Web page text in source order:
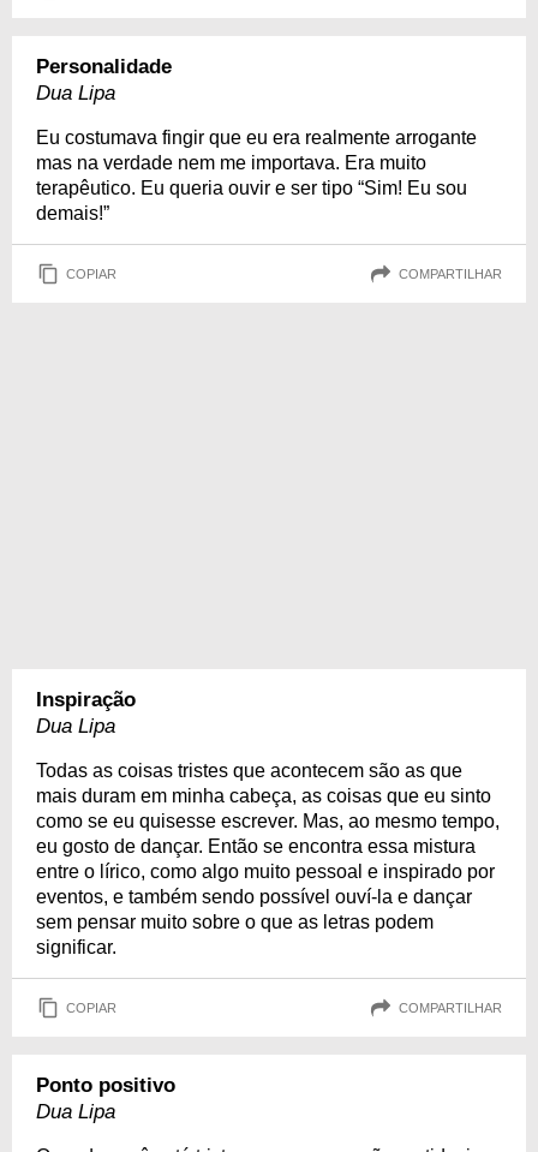
Personalidade
Dua Lipa
Eu costumava fingir que eu era realmente arrogante
mas na verdade nem me importava. Era muito
terapêutico. Eu queria ouvir e ser tipo “Sim! Eu sou
demais!”
COPIAR COMPARTILHAR
Inspiração
Dua Lipa
Todas as coisas tristes que acontecem são as que
mais duram em minha cabeça, as coisas que eu sinto
como se eu quisesse escrever. Mas, ao mesmo tempo,
eu gosto de dançar. Então se encontra essa mistura
entre o lírico, como algo muito pessoal e inspirado por
eventos, e também sendo possível ouví-la e dançar
sem pensar muito sobre o que as letras podem
significar.
COPIAR COMPARTILHAR
Ponto positivo
Dua Lipa